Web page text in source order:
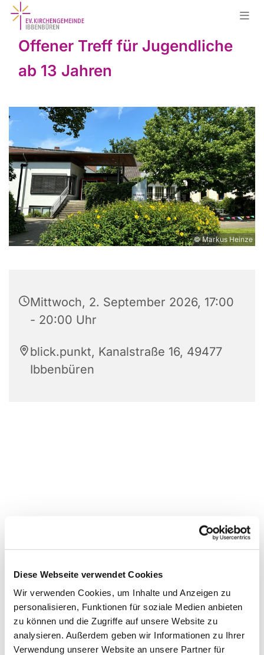
Diese Webseite verwendet Cookies
Wir verwenden Cookies, um Inhalte und Anzeigen zu
personalisieren, Funktionen für soziale Medien anbieten
zu können und die Zugriffe auf unsere Website zu
analysieren. Außerdem geben wir Informationen zu Ihrer
Verwendung unserer Website an unsere Partner für
Offener Treff für Jugendliche
ab 13 Jahren
© Markus Heinze
Mittwoch, 2. September 2026, 17:00
- 20:00 Uhr
blick.punkt, Kanalstraße 16, 49477
Ibbenbüren